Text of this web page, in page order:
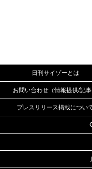
日刊サイゾーとは
お問い合わせ（情報提供/記事
プレスリリース掲載につい